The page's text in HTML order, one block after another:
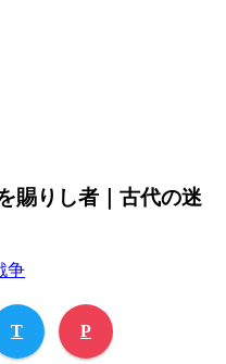
賜りし者｜古代の迷
争
T P